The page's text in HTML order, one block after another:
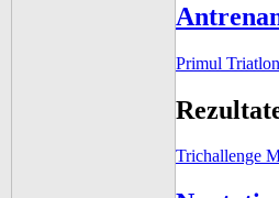
Primul Triatlon
Trichallenge